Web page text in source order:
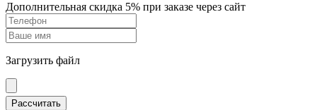
Дополнительная скидка 5% при заказе через сайт
Загрузить файл